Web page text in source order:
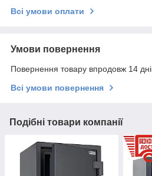
Всі умови оплати
Умови повернення
Повернення товару впродовж 14
Всі умови повернення
Подібні товари компанії